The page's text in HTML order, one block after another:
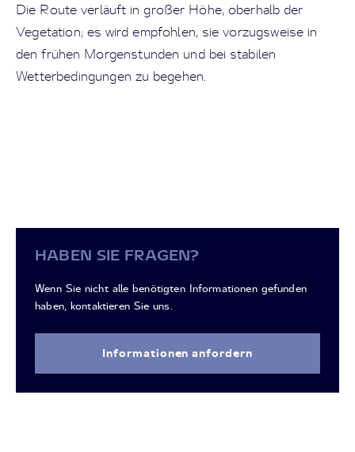
Die Route verläuft in großer Höhe, oberhalb der
Vegetation; es wird empfohlen, sie vorzugsweise in
den frühen Morgenstunden und bei stabilen
Wetterbedingungen zu begehen.
HABEN SIE FRAGEN?
Wenn Sie nicht alle benötigten Informationen gefunden
haben, kontaktieren Sie uns.
Informationen anfordern